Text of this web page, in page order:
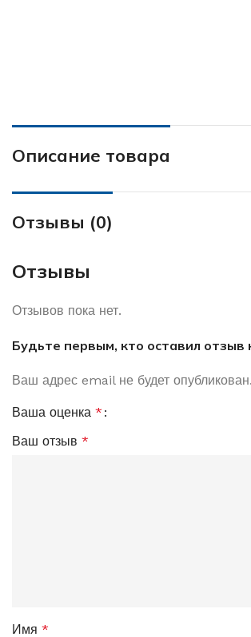
Описание товара
Отзывы (0)
Отзывы
Отзывов пока нет.
Будьте первым, кто оставил
Ваш адрес email не будет опубликован.
Ваша оценка *
Ваш отзыв *
Имя *